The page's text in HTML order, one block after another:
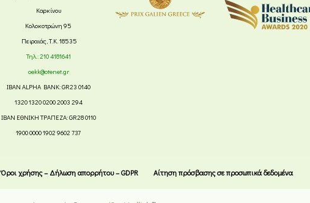
Καρκίνου
Κολοκοτρώνη 95
Πειραιάς, Τ.Κ. 18535
Τηλ.:210 4181641
oekk@otenet.gr
IBAN ALPHA BANK: GR23 0140
1320 1320 0200 2003 294
IBAN ΕΘΝΙΚΗ ΤΡΑΠΕΖΑ: GR28 0110
1900 0000 1902 9602 737
Όροι χρήσης – Δήλωση απορρήτου – GDPR Αίτηση πρόσβασης σε προσωπικά δεδομένα